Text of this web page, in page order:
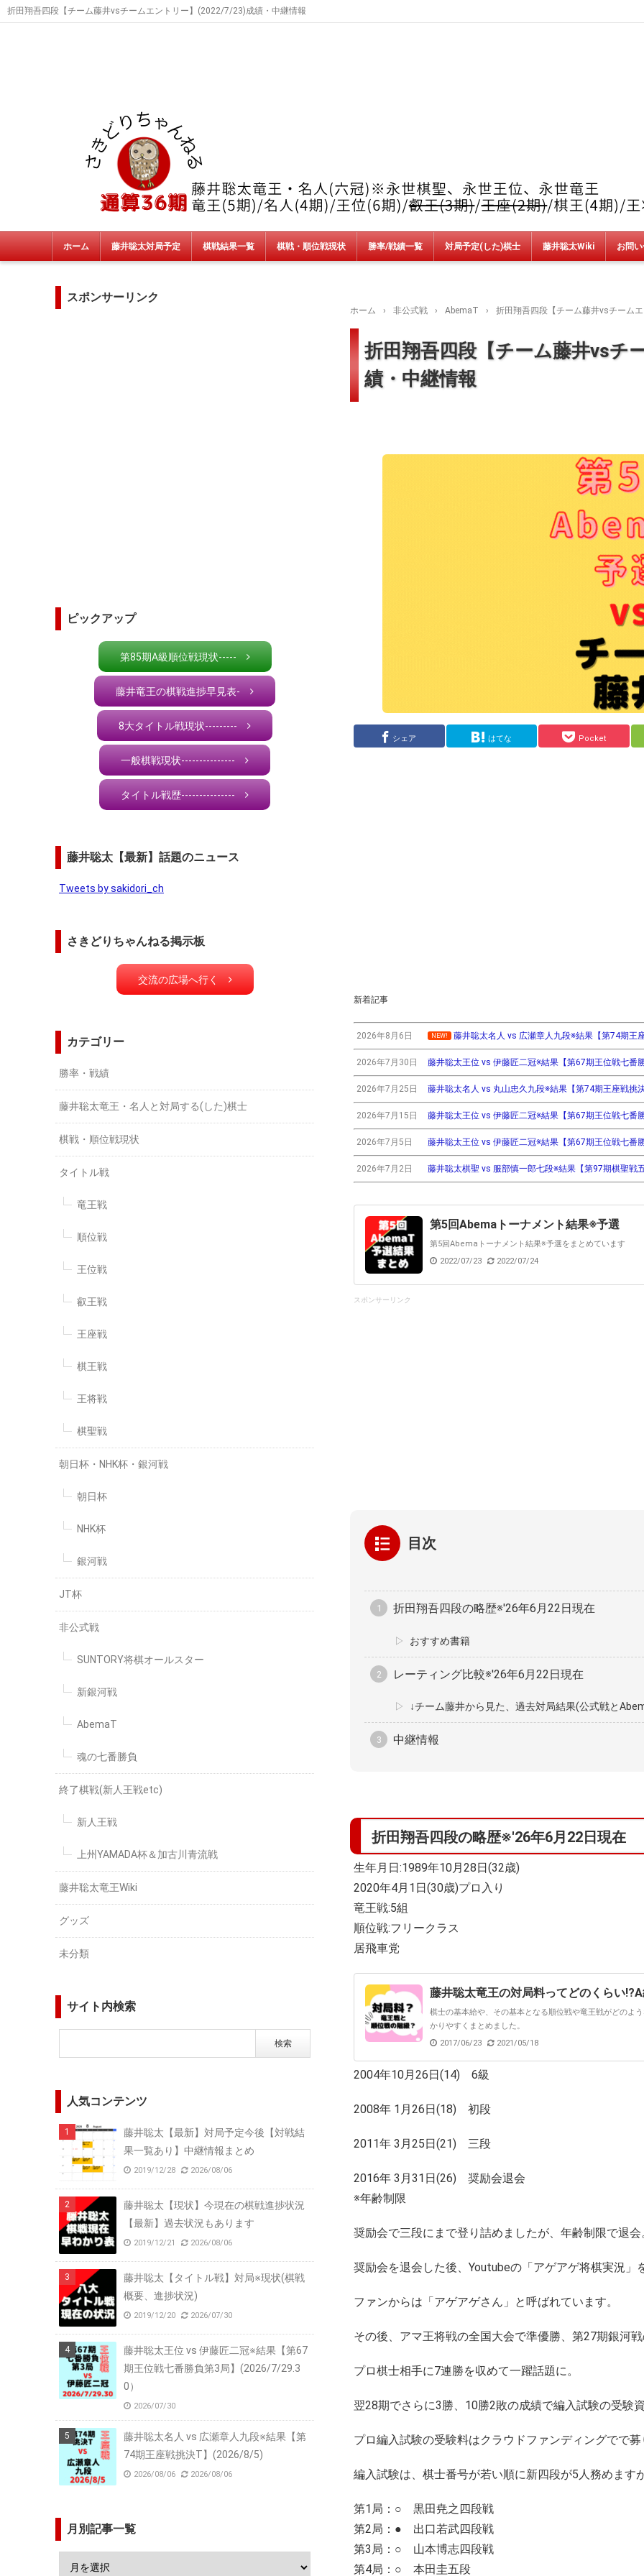
折田翔吾四段【チーム藤井vsチームエントリー】(2022/7/23)成績・中継情報
ホーム 藤井聡太対局予定 棋戦結果一覧 棋戦・順位戦現状 勝率/戦績一覧 対局予定(した)棋士 藤井聡太Wiki お問
ホーム › 非公式戦 › AbemaT › 折田翔吾四段【チーム藤井vsチーム
折田翔吾四段【チーム藤井vsチ
績・中継情報
シェア はてな Pocket
新着記事
2026年8月6日 NEW! 藤井聡太名人 vs 広瀬章人九段※結果【第74期王
2026年7月30日 藤井聡太王位 vs 伊藤匠二冠※結果【第67期王位戦七
2026年7月25日 藤井聡太名人 vs 丸山忠久九段※結果【第74期王座戦
2026年7月15日 藤井聡太王位 vs 伊藤匠二冠※結果【第67期王位戦七
2026年7月5日 藤井聡太王位 vs 伊藤匠二冠※結果【第67期王位戦七番
2026年7月2日 藤井聡太棋聖 vs 服部慎一郎七段※結果【第97期棋聖戦
第5回Abemaトーナメント結果※予選
第5回Abemaトーナメント結果※予選をまとめています
2022/07/23
2022/07/24
スポンサーリンク
目次
折田翔吾四段の略歴※'26年6月22日現在
おすすめ書籍
レーティング比較※'26年6月22日現在
↓チーム藤井から見た、過去対局結果(公式戦と
中継情報
折田翔吾四段の略歴※'26年6月22日現在
生年月日:1989年10月28日(32歳)
2020年4月1日(30歳)プロ入り
竜王戦:5組
順位戦:フリークラス
居飛車党
藤井聡太竜王の対局料ってどのくらい
棋士の基本給や、その基本となる順位戦や竜王戦がどのよ
かりやすくまとめました。
2017/06/23
2021/05/18
2004年10月26日(14) 6級
2008年 1月26日(18) 初段
2011年 3月25日(21) 三段
2016年 3月31日(26) 奨励会退会
※年齢制限
奨励会で三段にまで登り詰めましたが、年齢制限で退会
奨励会を退会した後、Youtubeの「アゲアゲ将棋実況」
ファンからは「アゲアゲさん」と呼ばれています。
その後、アマ王将戦の全国大会で準優勝、第27期銀河
プロ棋士相手に7連勝を収めて一躍話題に。
翌28期でさらに3勝、10勝2敗の成績で編入試験の受験
プロ編入試験の受験料はクラウドファンディングでで
編入試験は、棋士番号が若い順に新四段が5人務めます
第1局：○ 黒田尭之四段戦
第2局：● 出口若武四段戦
第3局：○ 山本博志四段戦
第4局：○ 本田圭五段
スポンサーリンク
ピックアップ
第85期A級順位戦現状-----
藤井竜王の棋戦進捗早見表-
8大タイトル戦現状---------
一般棋戦現状---------------
タイトル戦歴---------------
藤井聡太【最新】話題のニュース
Tweets by sakidori_ch
さきどりちゃんねる掲示板
交流の広場へ行く
カテゴリー
勝率・戦績
藤井聡太竜王・名人と対局する(した)棋士
棋戦・順位戦現状
タイトル戦
竜王戦
順位戦
王位戦
叡王戦
王座戦
棋王戦
王将戦
棋聖戦
朝日杯・NHK杯・銀河戦
朝日杯
NHK杯
銀河戦
JT杯
非公式戦
SUNTORY将棋オールスター
新銀河戦
AbemaT
魂の七番勝負
終了棋戦(新人王戦etc)
新人王戦
上州YAMADA杯＆加古川青流戦
藤井聡太竜王Wiki
グッズ
未分類
サイト内検索
人気コンテンツ
藤井聡太【最新】対局予定今後【対戦結
果一覧あり】中継情報まとめ
2019/12/28 2026/08/06
藤井聡太【現状】今現在の棋戦進捗状況
【最新】過去状況もあります
2019/12/21 2026/08/06
藤井聡太【タイトル戦】対局※現状(棋戦
概要、進捗状況)
2019/12/20 2026/07/30
藤井聡太王位 vs 伊藤匠二冠※結果【第67
期王位戦七番勝負第3局】(2026/7/29.3
0）
2026/07/30
藤井聡太名人 vs 広瀬章人九段※結果【第
74期王座戦挑決T】(2026/8/5)
2026/08/06 2026/08/06
月別記事一覧